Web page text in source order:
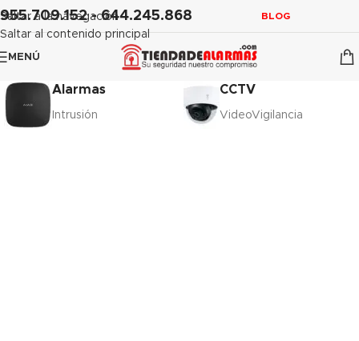
contenido
Saltar a la navegación
Saltar al contenido principal
955.709.152 - 644.245.868 BLOG
MENÚ
Alarmas
Intrusión
CCTV
VideoVigilancia